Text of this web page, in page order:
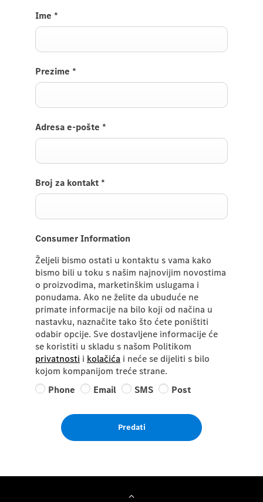
Ime *
Prezime *
Adresa e-pošte *
Broj za kontakt *
Consumer Information
Željeli bismo ostati u kontaktu s vama kako
bismo bili u toku s našim najnovijim novostima
o proizvodima, marketinškim uslugama i
ponudama. Ako ne želite da ubuduće ne
primate informacije na bilo koji od načina u
nastavku, naznačite tako što ćete poništiti
odabir opcije. Sve dostavljene informacije će
se koristiti u skladu s našom Politikom
privatnosti i kolačića i neće se dijeliti s bilo
kojom kompanijom treće strane.
Phone
Email SMS Post
Predati